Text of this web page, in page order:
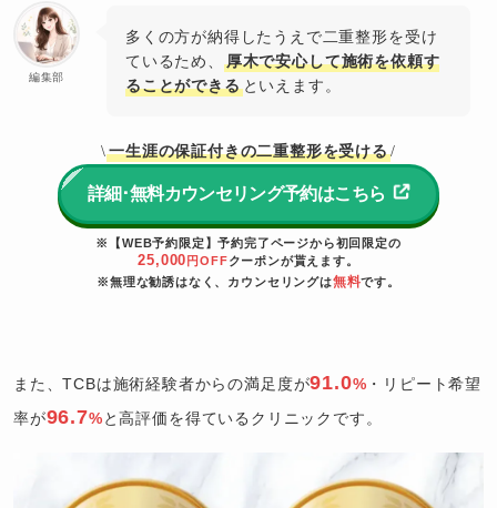
編集部
多くの方が納得したうえで二重整形を受け
ているため、
厚木で安心して施術を依頼す
ることができるといえます。
\一生涯の保証付きの二重整形を受ける/
詳細･無料カウンセリング予約はこちら
※【WEB予約限定】予約完了ページから初回限定の
25,000 円OFFクーポンが貰えます。
※無理な勧誘はなく、カウンセリングは無料です。
また、TCBは施術経験者からの満足度が91.0% ・リピート希望
率が96.7%と高評価を得ているクリニックです。